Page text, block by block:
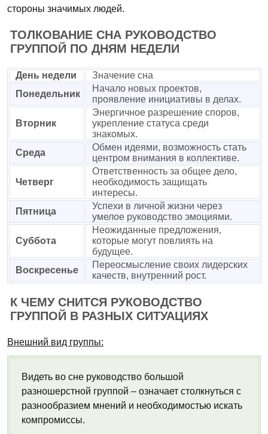
стороны значимых людей.
ТОЛКОВАНИЕ СНА РУКОВОДСТВО
ГРУППОЙ ПО ДНЯМ НЕДЕЛИ
День недели
Значение сна
Понедельник
Начало новых проектов,
проявление инициативы в делах.
Вторник
Энергичное разрешение споров,
укрепление статуса среди
знакомых.
Среда
Обмен идеями, возможность стать
центром внимания в коллективе.
Четверг
Ответственность за общее дело,
необходимость защищать
интересы.
Пятница
Успехи в личной жизни через
умелое руководство эмоциями.
Суббота
Неожиданные предложения,
которые могут повлиять на
будущее.
Воскресенье
Переосмысление своих лидерских
качеств, внутренний рост.
К ЧЕМУ СНИТСЯ РУКОВОДСТВО
ГРУППОЙ В РАЗНЫХ СИТУАЦИЯХ
Внешний вид группы:
Видеть во сне руководство большой
разношерстной группой – означает столкнуться с
разнообразием мнений и необходимостью искать
компромиссы.